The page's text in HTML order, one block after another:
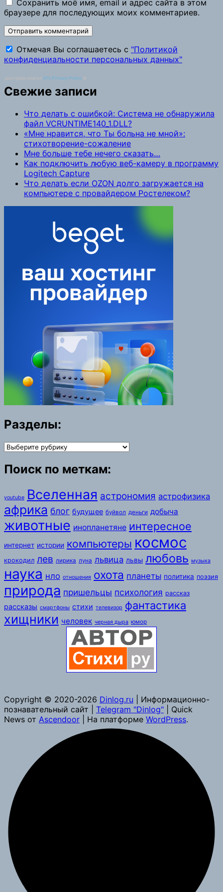
Сохранить моё имя, email и адрес сайта в этом
браузере для последующих моих комментариев.
Отмечая Вы соглашаетесь с "Политикой
конфиденциальности персональных данных"
ATs Privacy Policy
Свежие записи
Что делать с ошибкой: Система не обнаружила
файл VCRUNTIME140_1.DLL?
«Мне нравится, что Ты больна не мной»:
стихотворение-сожаление
Мне больше тебе нечего сказать…
Как подключить любую веб-камеру в программу
Logitech Capture
Что делать если OZON долго загружается на
компьютере с провайдером Ростелеком?
Разделы:
Разделы:
Поиск по меткам:
youtube Вселенная астрономия астрофизика
африка блог будущее буйвол деньги добыча
животные инопланетяне интересное
интернет истории компьютеры космос
крокодил лев лирика луна львица львы любовь музыка
наука нло отношения охота планеты политика поэзия
природа пришельцы психология рассказ
рассказы смартфоны стихи телевизор фантастика
хищники человек черная дыра юмор
Copyright © 2020-2026 Dinlog.ru | Информационно-
познавательный сайт | Telegram "Dinlog" | Quick
News от Ascendoor | На платформе WordPress.